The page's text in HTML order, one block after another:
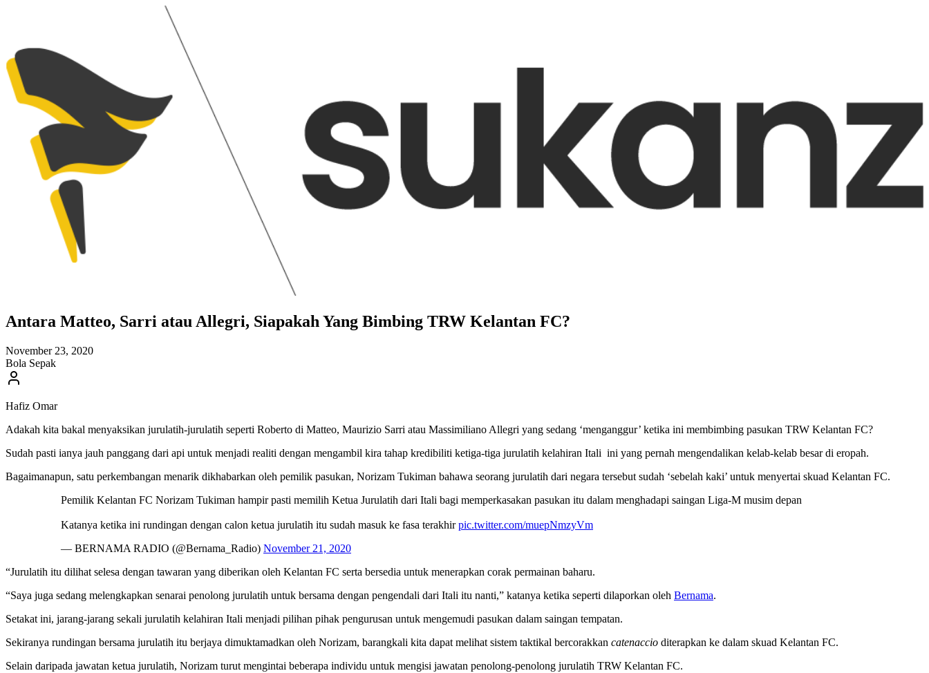
Antara Matteo, Sarri atau Allegri, Siapakah Yang Bimbing TRW Kelantan FC?
November 23, 2020
Bola Sepak
Hafiz Omar
Adakah kita bakal menyaksikan jurulatih-jurulatih seperti Roberto di Matteo, Maurizio Sarri atau Massimiliano Allegri yang sedang ‘menganggur’ ketika ini membimbing pasukan TRW Kelantan FC?
Sudah pasti ianya jauh panggang dari api untuk menjadi realiti dengan mengambil kira tahap kredibiliti ketiga-tiga jurulatih kelahiran Itali ini yang pernah mengendalikan kelab-kelab besar di eropah.
Bagaimanapun, satu perkembangan menarik dikhabarkan oleh pemilik pasukan, Norizam Tukiman bahawa seorang jurulatih dari negara tersebut sudah ‘sebelah kaki’ untuk menyertai skuad Kelantan FC.
Pemilik Kelantan FC Norizam Tukiman hampir pasti memilih Ketua Jurulatih dari Itali bagi memperkasakan pasukan itu dalam menghadapi saingan Liga-M musim depan
Katanya ketika ini rundingan dengan calon ketua jurulatih itu sudah masuk ke fasa terakhirpic.twitter.com/muepNmzyVm
— BERNAMA RADIO (@Bernama_Radio) November 21, 2020
“Jurulatih itu dilihat selesa dengan tawaran yang diberikan oleh Kelantan FC serta bersedia untuk menerapkan corak permainan baharu.
“Saya juga sedang melengkapkan senarai penolong jurulatih untuk bersama dengan pengendali dari Itali itu nanti,” katanya ketika seperti dilaporkan oleh Bernama.
Setakat ini, jarang-jarang sekali jurulatih kelahiran Itali menjadi pilihan pihak pengurusan untuk mengemudi pasukan dalam saingan tempatan.
Sekiranya rundingan bersama jurulatih itu berjaya dimuktamadkan oleh Norizam, barangkali kita dapat melihat sistem taktikal bercorakkan catenaccio diterapkan ke dalam skuad Kelantan FC.
Selain daripada jawatan ketua jurulatih, Norizam turut mengintai beberapa individu untuk mengisi jawatan penolong-penolong jurulatih TRW Kelantan FC.